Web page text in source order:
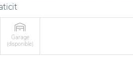
Garage
(disponible)